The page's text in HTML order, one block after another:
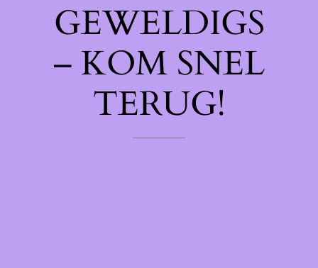
GEWELDIGS
– KOM SNEL
TERUG!